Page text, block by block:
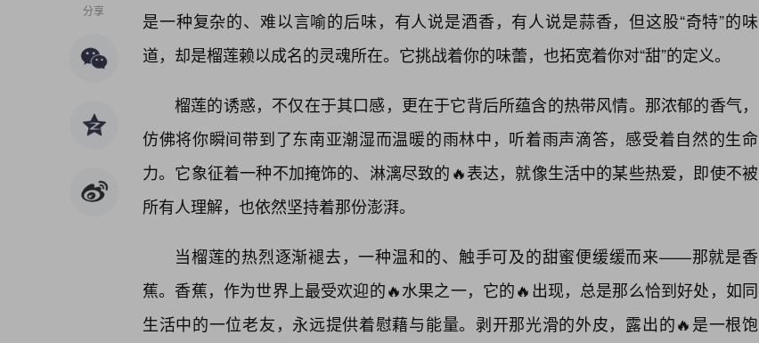
分享
是一种复杂的、难以言喻的后味，有人说是酒香，有人说是蒜香，但这股“奇特”的味
道，却是榴莲赖以成名的灵魂所在。它挑战着你的味蕾，也拓宽着你对“甜”的定义。
榴莲的诱惑，不仅在于其口感，更在于它背后所蕴含的热带风情。那浓郁的香气，
仿佛将你瞬间带到了东南亚潮湿而温暖的雨林中，听着雨声滴答，感受着自然的生命
力。它象征着一种不加掩饰的、淋漓尽致的🔥表达，就像生活中的某些热爱，即使不被
所有人理解，也依然坚持着那份澎湃。
当榴莲的热烈逐渐褪去，一种温和的、触手可及的甜蜜便缓缓而来——那就是香
蕉。香蕉，作为世界上最受欢迎的🔥水果之一，它的🔥出现，总是那么恰到好处，如同
生活中的一位老友，永远提供着慰藉与能量。剥开那光滑的外皮，露出的🔥是一根饱